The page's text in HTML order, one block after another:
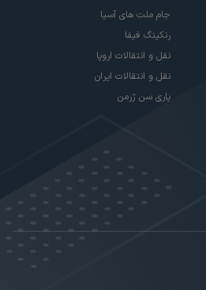
جام ملت های آسیا
رنکینگ فیفا
نقل و انتقالات اروپا
نقل و انتقالات ایران
پاری سن ژرمن